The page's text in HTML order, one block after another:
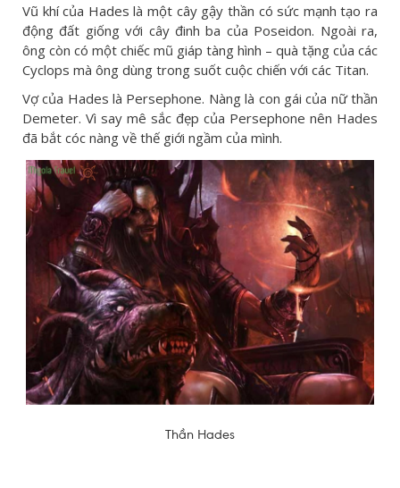
Vũ khí của Hades là một cây gậy thần có sức mạnh tạo ra
động đất giống với cây đinh ba của Poseidon. Ngoài ra,
ông còn có một chiếc mũ giáp tàng hình – quà tặng của các
Cyclops mà ông dùng trong suốt cuộc chiến với các Titan.
Vợ của Hades là Persephone. Nàng là con gái của nữ thần
Demeter. Vì say mê sắc đẹp của Persephone nên Hades
đã bắt cóc nàng về thế giới ngầm của mình.
Thần Hades